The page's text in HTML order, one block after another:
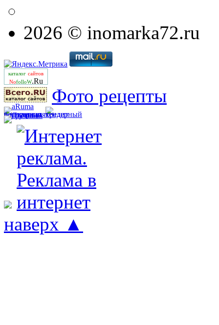
2026 © inomarka72.ru
каталог сайтов
NofolloW.Ru
Фото рецепты
наверх ▲